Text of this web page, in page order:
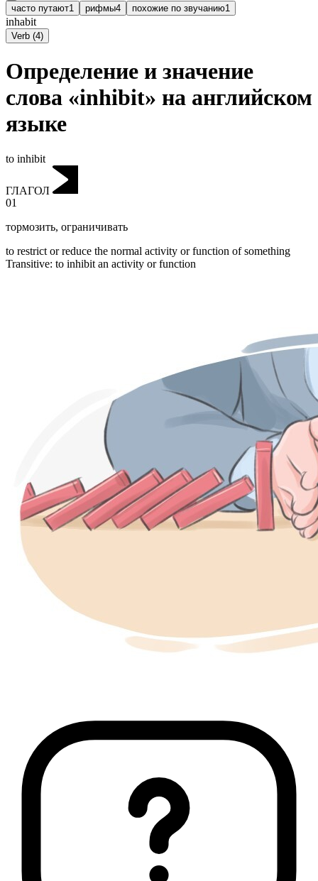
часто путают1 рифмы4 похожие по звучанию1
inhabit
Verb (4)
Определение и значение
слова «inhibit» на английском
языке
to inhibit
ГЛАГОЛ
01
тормозить, ограничивать
to restrict or reduce the normal activity or function of something
Transitive: to inhibit an activity or function